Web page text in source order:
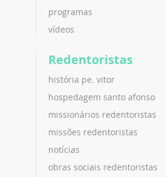
programas
vídeos
Redentoristas
história pe. vitor
hospedagem santo afonso
missionários redentoristas
missões redentoristas
notícias
obras sociais redentoristas